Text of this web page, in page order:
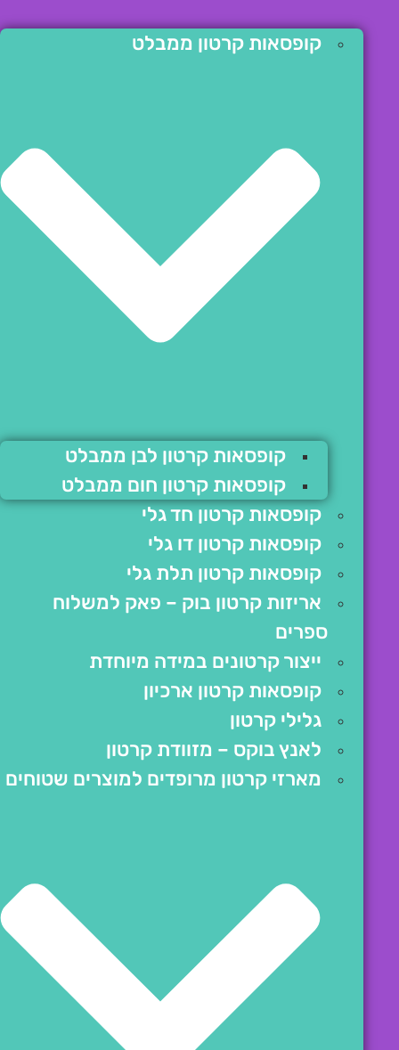
קופסאות קרטון ממבלט
קופסאות קרטון לבן ממבלט
קופסאות קרטון חום ממבלט
קופסאות קרטון חד גלי
קופסאות קרטון דו גלי
קופסאות קרטון תלת גלי
אריזות קרטון בוק – פאק למשלוח
ספרים
ייצור קרטונים במידה מיוחדת
קופסאות קרטון ארכיון
גלילי קרטון
לאנץ בוקס – מזוודת קרטון
מארזי קרטון מרופדים למוצרים שטוחים